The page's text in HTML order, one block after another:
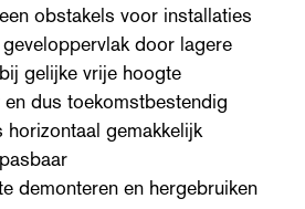
obstakels voor installaties
door lagere
gelijke vrije hoogte
en dus toekomstbestendig
horizontaal gemakkelijk
demonteren en hergebruiken